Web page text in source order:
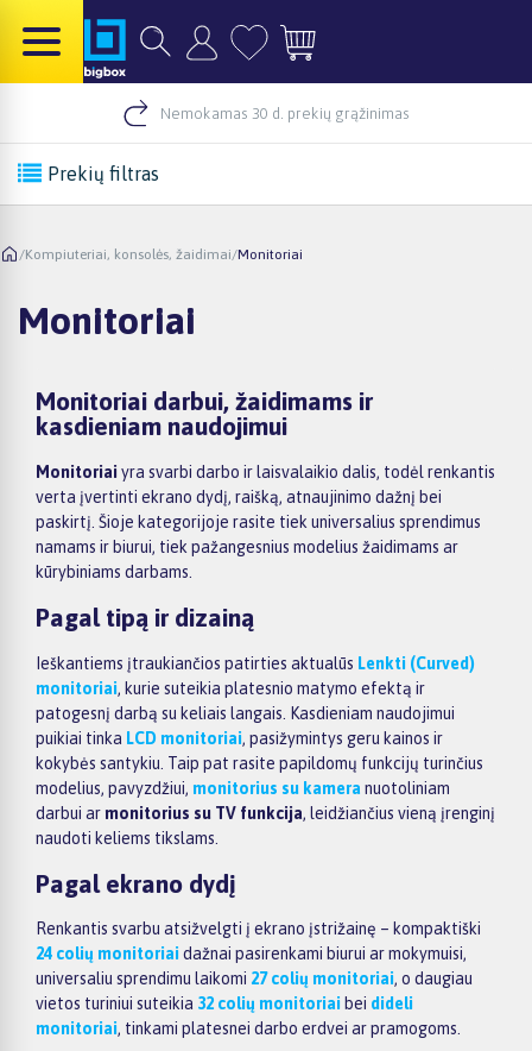
Nemokamas 30 d. prekių grąžinimas
Prekių filtras
/Kompiuteriai, konsolės, žaidimai/Monitoriai
Monitoriai
Monitoriai darbui, žaidimams ir
kasdieniam naudojimui
Monitoriaiyra svarbi darbo ir laisvalaikio dalis, todėl renkantis
verta įvertinti ekrano dydį, raišką, atnaujinimo dažnį bei
paskirtį. Šioje kategorijoje rasite tiek universalius sprendimus
namams ir biurui, tiek pažangesnius modelius žaidimams ar
kūrybiniams darbams.
Pagal tipą ir dizainą
Ieškantiems įtraukiančios patirties aktualūs Lenkti (Curved)
monitoriai, kurie suteikia platesnio matymo efektą ir
patogesnį darbą su keliais langais. Kasdieniam naudojimui
puikiai tinka LCD monitoriai, pasižymintys geru kainos ir
kokybės santykiu. Taip pat rasite papildomų funkcijų turinčius
modelius, pavyzdžiui, monitorius su kamera nuotoliniam
darbui ar monitorius su TV funkcija, leidžiančius vieną įrenginį
naudoti keliems tikslams.
Pagal ekrano dydį
Renkantis svarbu atsižvelgti į ekrano įstrižainę – kompaktiški
24 colių monitoriaidažnai pasirenkami biurui ar mokymuisi,
universaliu sprendimu laikomi 27 colių monitoriai, o daugiau
vietos turiniui suteikia 32 colių monitoriai bei dideli
monitoriai, tinkami platesnei darbo erdvei ar pramogoms.